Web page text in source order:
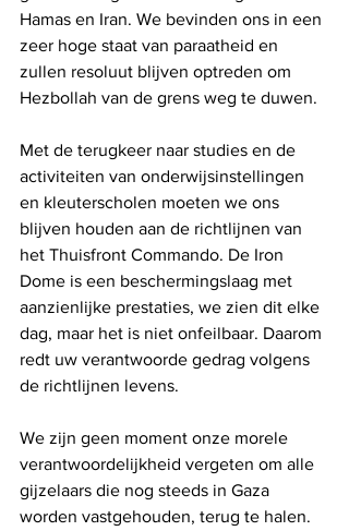
Hamas en Iran. We bevinden ons in een
zeer hoge staat van paraatheid en
zullen resoluut blijven optreden om
Hezbollah van de grens weg te duwen.
Met de terugkeer naar studies en de
activiteiten van onderwijsinstellingen
en kleuterscholen moeten we ons
blijven houden aan de richtlijnen van
het Thuisfront Commando. De Iron
Dome is een beschermingslaag met
aanzienlijke prestaties, we zien dit elke
dag, maar het is niet onfeilbaar. Daarom
redt uw verantwoorde gedrag volgens
de richtlijnen levens.
We zijn geen moment onze morele
verantwoordelijkheid vergeten om alle
gijzelaars die nog steeds in Gaza
worden vastgehouden, terug te halen.